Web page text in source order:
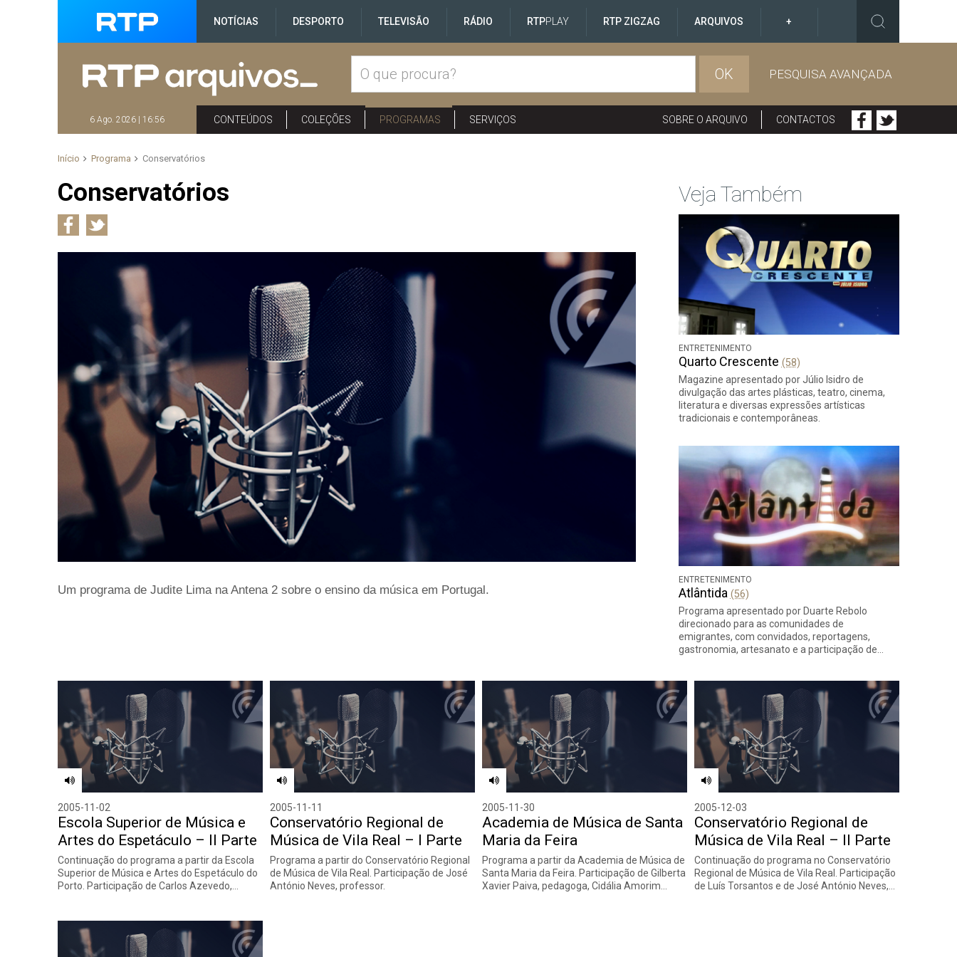
NOTÍCIAS DESPORTO TELEVISÃO RÁDIO RTPPLAY RTP ZIGZAG ARQUIVOS +
OK PESQUISA AVANÇADA
6 Ago. 2026 | 16:56 CONTEÚDOS COLEÇÕES PROGRAMAS SERVIÇOS SOBRE O ARQUIVO CONTACTOS
Início Programa Conservatórios
Conservatórios
Um programa de Judite Lima na Antena 2 sobre o ensino da música em Portugal.
2005-11-02
Escola Superior de Música e
Artes do Espetáculo – II Parte
Continuação do programa a partir da Escola
Superior de Música e Artes do Espetáculo do
Porto. Participação de Carlos Azevedo,…
2005-11-11
Conservatório Regional de
Música de Vila Real – I Parte
Programa a partir do Conservatório Regional
de Música de Vila Real. Participação de José
António Neves, professor.
2005-11-30
Academia de Música de Santa
Maria da Feira
Programa a partir da Academia de Música de
Santa Maria da Feira. Participação de Gilberta
Xavier Paiva, pedagoga, Cidália Amorim…
2005-12-03
Conservatório Regional de
Música de Vila Real – II Parte
Continuação do programa no Conservatório
Regional de Música de Vila Real. Participação
de Luís Torsantos e de José António Neves,…
Veja Também
ENTRETENIMENTO
Quarto Crescente (58)
Magazine apresentado por Júlio Isidro de
divulgação das artes plásticas, teatro, cinema,
literatura e diversas expressões artísticas
tradicionais e contemporâneas.
ENTRETENIMENTO
Atlântida (56)
Programa apresentado por Duarte Rebolo
direcionado para as comunidades de
emigrantes, com convidados, reportagens,
gastronomia, artesanato e a participação de…